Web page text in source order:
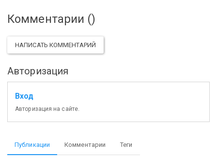
Комментарии ()
НАПИСАТЬ КОММЕНТАРИЙ
Авторизация
Вход
Авторизация на сайте.
Публикации Комментарии Теги